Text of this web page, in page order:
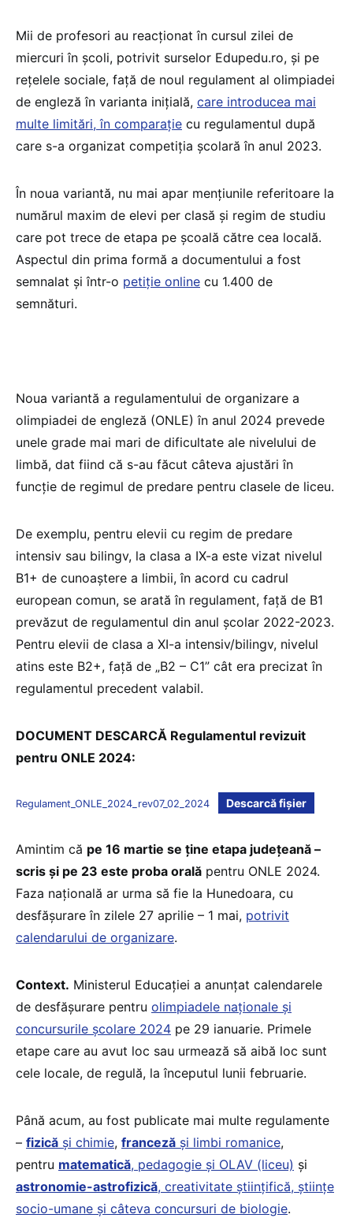
Mii de profesori au reacționat în cursul zilei de
miercuri în școli, potrivit surselor Edupedu.ro, și pe
rețelele sociale, față de noul regulament al olimpiadei
de engleză în varianta inițială, care introducea mai
multe limitări, în comparație cu regulamentul după
care s-a organizat competiția școlară în anul 2023.
În noua variantă, nu mai apar mențiunile referitoare la
numărul maxim de elevi per clasă și regim de studiu
care pot trece de etapa pe școală către cea locală.
Aspectul din prima formă a documentului a fost
semnalat și într-o petiție online cu 1.400 de
semnături.
Noua variantă a regulamentului de organizare a
olimpiadei de engleză (ONLE) în anul 2024 prevede
unele grade mai mari de dificultate ale nivelului de
limbă, dat fiind că s-au făcut câteva ajustări în
funcție de regimul de predare pentru clasele de liceu.
De exemplu, pentru elevii cu regim de predare
intensiv sau bilingv, la clasa a IX-a este vizat nivelul
B1+ de cunoaștere a limbii, în acord cu cadrul
european comun, se arată în regulament, față de B1
prevăzut de regulamentul din anul școlar 2022-2023.
Pentru elevii de clasa a XI-a intensiv/bilingv, nivelul
atins este B2+, față de „B2 – C1” cât era precizat în
regulamentul precedent valabil.
DOCUMENT DESCARCĂ Regulamentul revizuit
pentru ONLE 2024:
Regulament_ONLE_2024_rev07_02_2024 Descarcă fișier
Amintim că pe 16 martie se ține etapa județeană –
scris și pe 23 este proba orală pentru ONLE 2024.
Faza națională ar urma să fie la Hunedoara, cu
desfășurare în zilele 27 aprilie – 1 mai, potrivit
calendarului de organizare.
Context. Ministerul Educației a anunțat calendarele
de desfășurare pentru olimpiadele naționale și
concursurile școlare 2024 pe 29 ianuarie. Primele
etape care au avut loc sau urmează să aibă loc sunt
cele locale, de regulă, la începutul lunii februarie.
Până acum, au fost publicate mai multe regulamente
– fizică și chimie, franceză și limbi romanice,
pentru matematică, pedagogie și OLAV (liceu) și
astronomie-astrofizică, creativitate științifică, științe
socio-umane și câteva concursuri de biologie.